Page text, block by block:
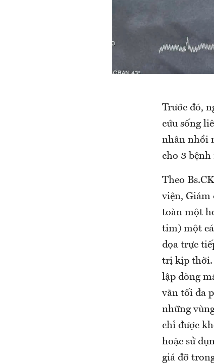
Trước đó,
cứu sống
nhân nhồi
cho 3 bệnh
Theo
viện, Giám
toàn một
tim) một
dọa trực
trị kịp thời.
lập dòng
vãn tối đa
những
chỉ được
hoặc sử
giá đỡ